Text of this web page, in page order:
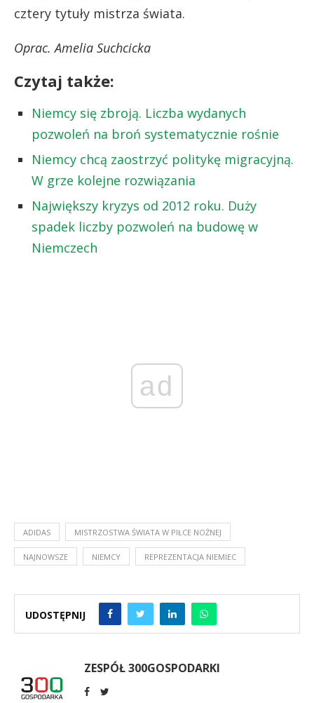
cztery tytuły mistrza świata.
Oprac. Amelia Suchcicka
Czytaj także:
Niemcy się zbroją. Liczba wydanych
pozwoleń na broń systematycznie rośnie
Niemcy chcą zaostrzyć politykę migracyjną.
W grze kolejne rozwiązania
Największy kryzys od 2012 roku. Duży
spadek liczby pozwoleń na budowę w
Niemczech
ad
ADIDAS MISTRZOSTWA ŚWIATA W PIŁCE NOŻNEJ
NAJNOWSZE NIEMCY REPREZENTACJA NIEMIEC
UDOSTĘPNIJ
ZESPÓŁ 300GOSPODARKI